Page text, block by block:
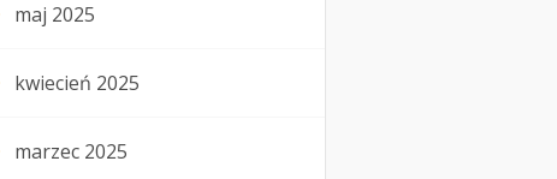
maj 2025
kwiecień 2025
marzec 2025